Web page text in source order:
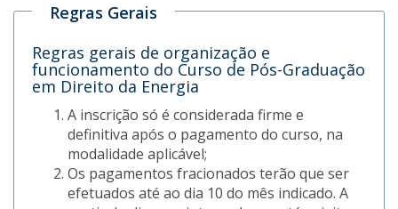
Regras Gerais
Regras gerais de organização e
funcionamento do Curso de Pós-Graduação
em Direito da Energia
A inscrição só é considerada firme e
definitiva após o pagamento do curso, na
modalidade aplicável;
Os pagamentos fracionados terão que ser
efetuados até ao dia 10 do mês indicado. A